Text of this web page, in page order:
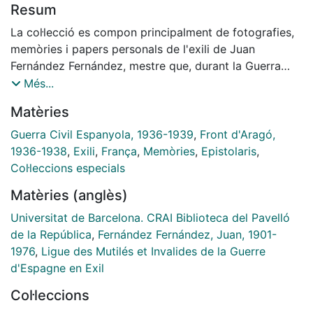
Resum
La col·lecció es compon principalment de fotografies,
memòries i papers personals de l'exili de Juan
Fernández Fernández, mestre que, durant la Guerra
Civil, va comandar diverses columnes i va participar
guerra va marxar a l'exili es va refugiar a Montauban,
França, on va viure fins a la seva mort. Va ser
president del Comitè Departamental de Tarrn-Garona
de la Ligue des Mutilés et Invalides de la Guerre
Més...
Matèries
Guerra Civil Espanyola, 1936-1939, Front d'Aragó,
1936-1938, Exili, França, Memòries, Epistolaris,
Col·leccions especials
Matèries (anglès)
Universitat de Barcelona. CRAI Biblioteca del Pavelló
de la República, Fernández Fernández, Juan, 1901-
1976, Ligue des Mutilés et Invalides de la Guerre
d'Espagne en Exil
Col·leccions